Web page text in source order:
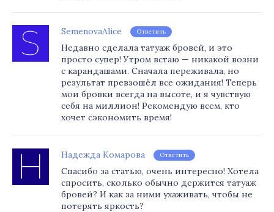
SemenovaAlice Ответить
Недавно сделала татуаж бровей, и это
просто супер! Утром встаю — никакой возни
с карандашами. Сначала переживала, но
результат превзошёл все ожидания! Теперь
мои бровки всегда на высоте, и я чувствую
себя на миллион! Рекомендую всем, кто
хочет сэкономить время!
Надежда Комарова Ответить
Спасибо за статью, очень интересно! Хотела
спросить, сколько обычно держится татуаж
бровей? И как за ними ухаживать, чтобы не
потерять яркость?